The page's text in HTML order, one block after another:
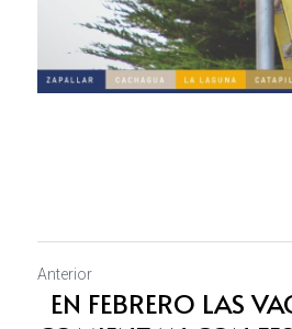
Anterior
EN FEBRERO LAS